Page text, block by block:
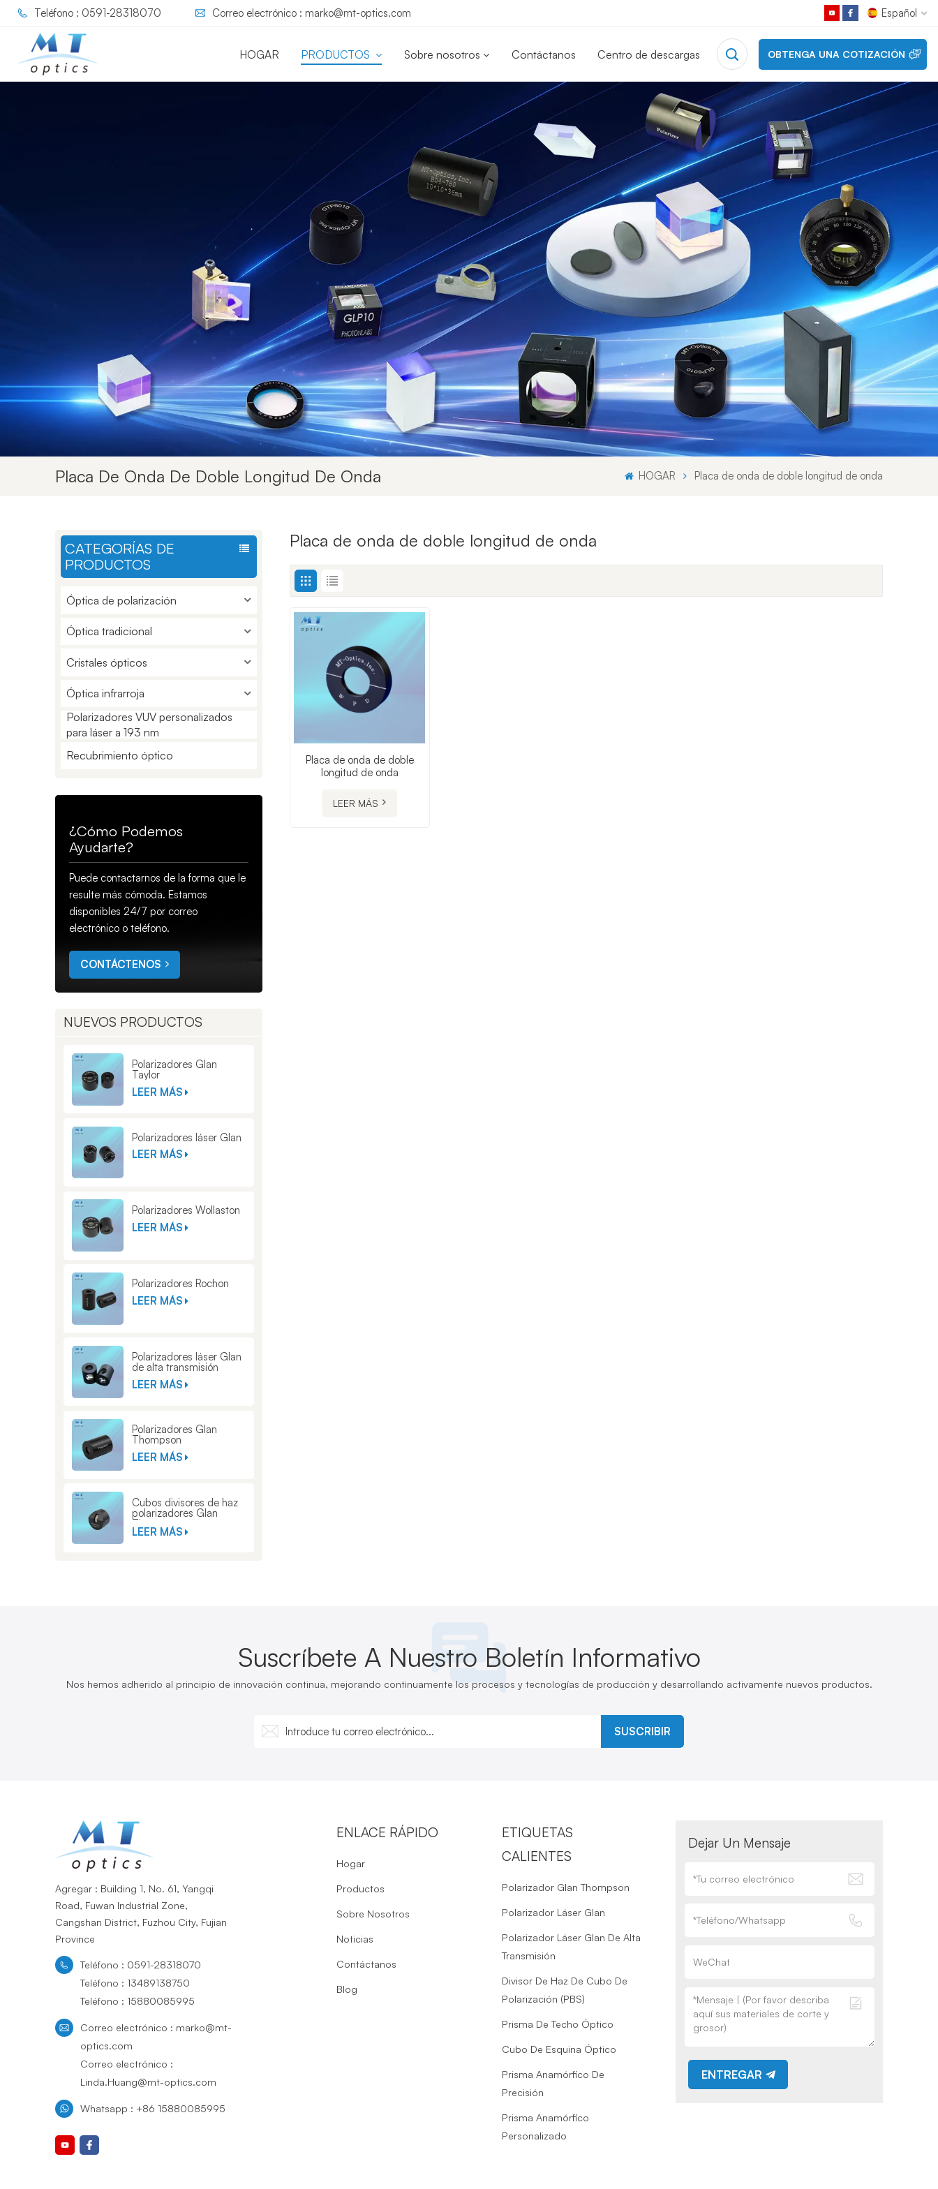
Teléfono : 0591-28318070 Correo electrónico : marko@mt-optics.com Español
Français
Русский
Español
日本語
한국어
中文
Svenska språket
Lietuvos kalba
HOGAR PRODUCTOS Sobre nosotros Contáctanos Centro de descargas OBTENGA UNA COTIZACIÓN
Placa De Onda De Doble Longitud De Onda HOGAR Placa de onda de doble longitud de onda
CATEGORÍAS DE
PRODUCTOS
Óptica de polarización
Óptica tradicional
Cristales ópticos
Óptica infrarroja
Polarizadores VUV personalizados
para láser a 193 nm
Recubrimiento óptico
¿Cómo Podemos
Ayudarte?
Puede contactarnos de la forma que le
resulte más cómoda. Estamos
disponibles 24/7 por correo
electrónico o teléfono.
CONTÁCTENOS
NUEVOS PRODUCTOS
Polarizadores Glan
Taylor
LEER MÁS
Polarizadores láser Glan
LEER MÁS
Polarizadores Wollaston
LEER MÁS
Polarizadores Rochon
LEER MÁS
Polarizadores láser Glan
de alta transmisión
LEER MÁS
Polarizadores Glan
Thompson
LEER MÁS
Cubos divisores de haz
polarizadores Glan
Thompson
LEER MÁS
Placa de onda de doble longitud de onda
Placa de onda de doble
longitud de onda
LEER MÁS
Suscríbete A Nuestro Boletín Informativo
Nos hemos adherido al principio de innovación continua, mejorando continuamente los procesos y tecnologías de producción y desarrollando activamente nuevos productos.
SUSCRIBIR
Agregar : Building 1, No. 61, Yangqi
Road, Fuwan Industrial Zone,
Cangshan District, Fuzhou City, Fujian
Province
Teléfono : 0591-28318070
Teléfono : 13489138750
Teléfono : 15880085995
Correo electrónico : marko@mt-
optics.com
Correo electrónico :
Linda.Huang@mt-optics.com
Whatsapp : +86 15880085995
ENLACE RÁPIDO
Hogar
Productos
Sobre Nosotros
Noticias
Contáctanos
Blog
ETIQUETAS
CALIENTES
Polarizador Glan Thompson
Polarizador Láser Glan
Polarizador Láser Glan De Alta
Transmisión
Divisor De Haz De Cubo De
Polarización (PBS)
Prisma De Techo Óptico
Cubo De Esquina Óptico
Prisma Anamórfico De
Precisión
Prisma Anamórfico
Personalizado
Dejar Un Mensaje
ENTREGAR